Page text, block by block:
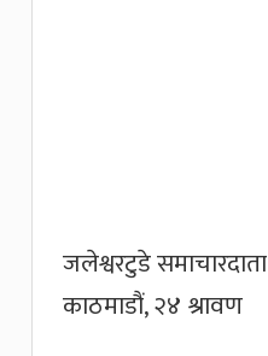
जलेश्वरटुडे समाचारदाता
काठमाडौं, २४ श्रावण